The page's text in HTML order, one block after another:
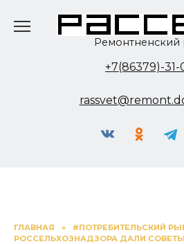
Ремонтненский
+7(86379)-31-
ГЛАВНАЯ » #ПОТРЕБИТЕЛЬСКИЙ
РОССЕЛЬХОЗНАДЗОРА ДАЛИ